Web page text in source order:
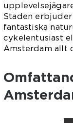
Staden
fantastiska
cykelentusiast
Amsterdam allt